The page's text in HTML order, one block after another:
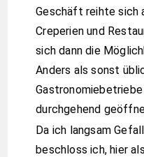
Geschäft reihte sich
Creperien und
sich dann die
Anders als sonst
durchgehend
Da ich langsam
beschloss ich, hier